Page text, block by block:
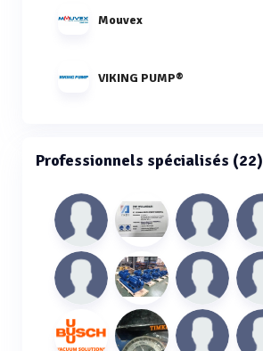
Mouvex
VIKING PUMP®
Professionnels spécialisés (22)